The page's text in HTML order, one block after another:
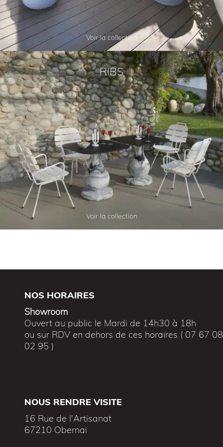
Voir la collection
RIBS
Voir la collection
NOS HORAIRES
Showroom
Ouvert au public le Mardi de 14h30 à 18h
ou sur RDV en dehors de ces horaires ( 07 67 08
02 95 )
NOUS RENDRE VISITE
16 Rue de l'Artisanat
67210 Obernai